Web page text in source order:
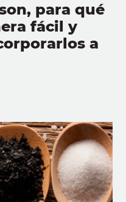
para qué
fácil y
a